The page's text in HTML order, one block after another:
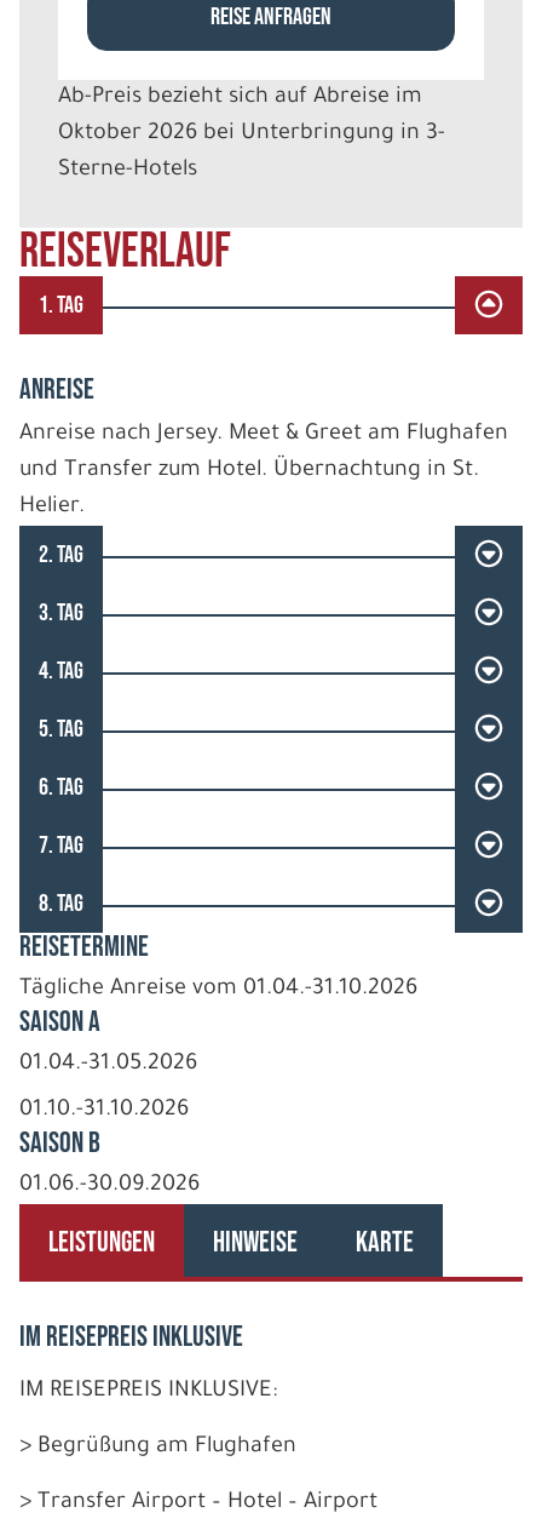
REISEVERLAUF
1. TAG
ANREISE
Anreise nach Jersey. Meet & Greet am Flughafen
und Transfer zum Hotel. Übernachtung in St.
Helier.
2. TAG
3. TAG
4. TAG
5. TAG
6. TAG
7. TAG
8. TAG
REISETERMINE
Tägliche Anreise vom 01.04.-31.10.2026
Saison A
01.04.-31.05.2026
01.10.-31.10.2026
Saison B
01.06.-30.09.2026
LEISTUNGEN HINWEISE KARTE
IM REISEPREIS INKLUSIVE
IM REISEPREIS INKLUSIVE:
> Begrüßung am Flughafen
> Transfer Airport – Hotel – Airport
REISE ANFRAGEN
Ab-Preis bezieht sich auf Abreise im
Oktober 2026 bei Unterbringung in 3-
Sterne-Hotels